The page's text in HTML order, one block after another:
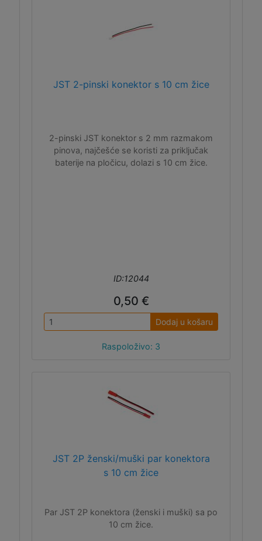
JST 2-pinski konektor s 10 cm žice
2-pinski JST konektor s 2 mm razmakom
pinova, najčešće se koristi za priključak
baterije na pločicu, dolazi s 10 cm žice.
ID:12044
0,50 €
Dodaj u košaru
Raspoloživo: 3
JST 2P ženski/muški par konektora
s 10 cm žice
Par JST 2P konektora (ženski i muški) sa po
10 cm žice.